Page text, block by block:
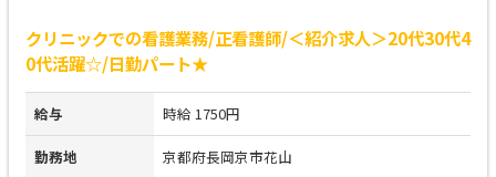
クリニックでの看護業務/正看護師/＜紹介求人＞20代30代4
0代活躍☆/日勤パート★
給与 時給 1750円
勤務地 京都府長岡京市花山